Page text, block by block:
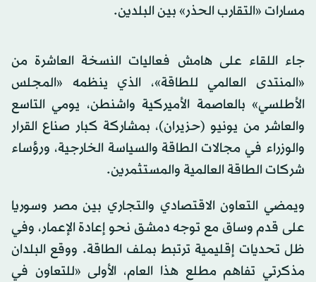
مسارات «التقارب الحذر» بين البلدين.
جاء اللقاء على هامش فعاليات النسخة العاشرة من
«المنتدى العالمي للطاقة»، الذي ينظمه «المجلس
الأطلسي» بالعاصمة الأميركية واشنطن، يومي التاسع
والعاشر من يونيو (حزيران)، بمشاركة كبار صناع القرار
والوزراء في مجالات الطاقة والسياسة الخارجية، ورؤساء
شركات الطاقة العالمية والمستثمرين.
ويمضي التعاون الاقتصادي والتجاري بين مصر وسوريا
على قدم وساق مع توجه دمشق نحو إعادة الإعمار، وفي
ظل تحديات إقليمية ترتبط بملف الطاقة. ووقع البلدان
مذكرتي تفاهم مطلع هذا العام، الأولى «للتعاون في